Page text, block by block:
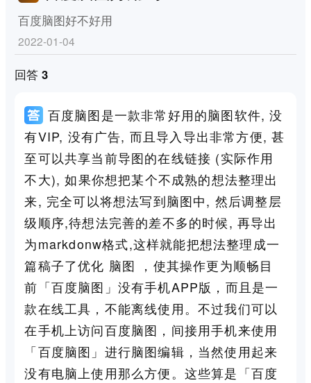
百度脑图好不好用
2022-01-04
回答 3
百度脑图是一款非常好用的脑图软件, 没
有VIP, 没有广告, 而且导入导出非常方便, 甚
至可以共享当前导图的在线链接 (实际作用
不大), 如果你想把某个不成熟的想法整理出
来, 完全可以将想法写到脑图中, 然后调整层
级顺序,待想法完善的差不多的时候, 再导出
为markdonw格式,这样就能把想法整理成一
篇稿子了优化 脑图 ，使其操作更为顺畅目
前「百度脑图」没有手机APP版，而且是一
款在线工具，不能离线使用。不过我们可以
在手机上访问百度脑图，间接用手机来使用
「百度脑图」进行脑图编辑，当然使用起来
没有电脑上使用那么方便。这些算是「百度